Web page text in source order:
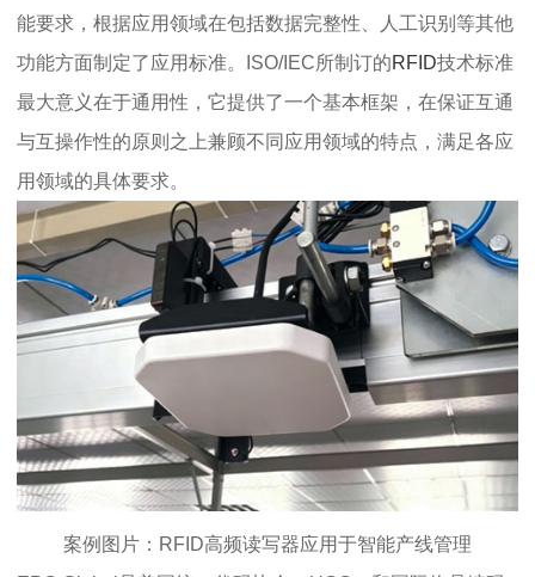
能要求，根据应用领域在包括数据完整性、人工识别等其他
功能方面制定了应用标准。ISO/IEC所制订的RFID技术标准
最大意义在于通用性，它提供了一个基本框架，在保证互通
与互操作性的原则之上兼顾不同应用领域的特点，满足各应
用领域的具体要求。
案例图片：RFID高频读写器应用于智能产线管理